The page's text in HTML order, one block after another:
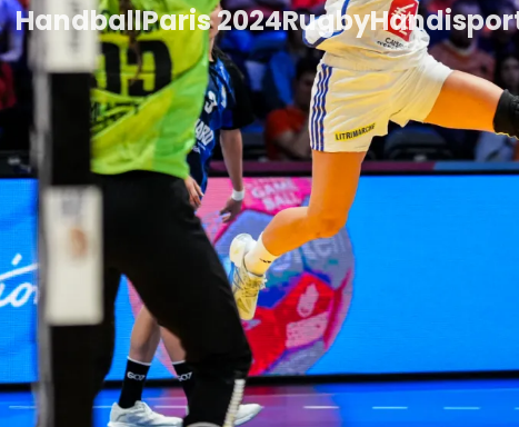
HandballParis 2024Rugby